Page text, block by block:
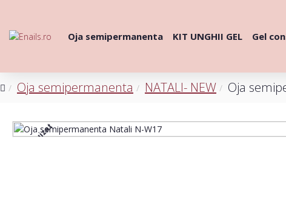
Oja semipermanenta KIT UNGHII GEL Gel
Oja semipermanenta NATALI- NEW Oja
Stoc epuizat